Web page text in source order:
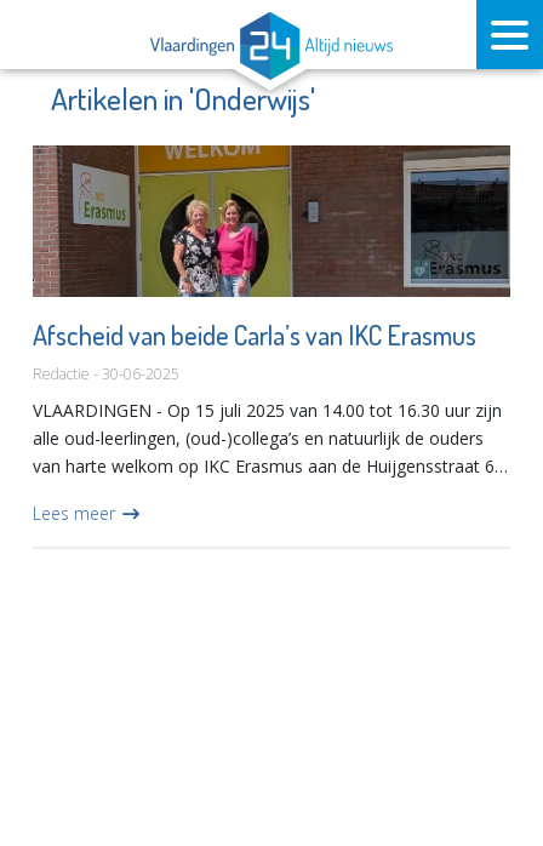
Artikelen in 'Onderwijs'
Afscheid van beide Carla’s van IKC Erasmus
Redactie - 30-06-2025
VLAARDINGEN - Op 15 juli 2025 van 14.00 tot 16.30 uur zijn
alle oud-leerlingen, (oud-)collega’s en natuurlijk de ouders
van harte welkom op IKC Erasmus aan de Huijgensstraat 64
Lees meer